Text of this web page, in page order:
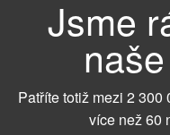
Jsme
Patříte totiž mezi 2 300
více než 60